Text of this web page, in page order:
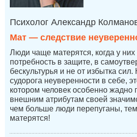
Психолог Александр
Мат — следствие
Люди чаще матерятся, когда у них
потребность в защите, в
бескультурья и не от избытка сил.
судорога неуверенности в себе,
котором человек особенно жадно
внешним атрибутам своей
чем больше люди перепуганы,
матерятся!